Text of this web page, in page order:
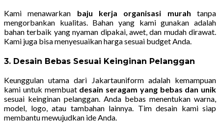
Kami menawarkan baju kerja organisasi murah tanpa
mengorbankan kualitas. Bahan yang kami gunakan adalah
bahan terbaik yang nyaman dipakai, awet, dan mudah dirawat.
Kami juga bisa menyesuaikan harga sesuai budget Anda.
3. Desain Bebas Sesuai Keinginan Pelanggan
Keunggulan utama dari Jakartauniform adalah kemampuan
kami untuk membuat desain seragam yang bebas dan unik
sesuai keinginan pelanggan. Anda bebas menentukan warna,
model, logo, atau tambahan lainnya. Tim desain kami siap
membantu mewujudkan ide Anda.